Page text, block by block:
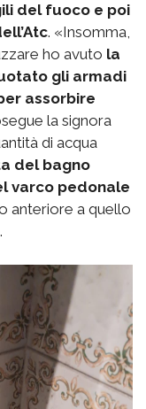
del fuoco e poi
. «Insomma,
ho avuto la
gli armadi
assorbire
la signora
di acqua
del bagno
varco pedonale
anteriore a quello